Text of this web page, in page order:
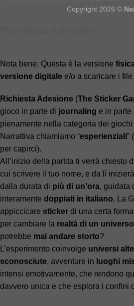
Copyright 2026 ©
Nota bene: Questa è la versione
versione digitale e/o a scaricare i
Richiesta Adesione (The Sticker
gioco in parte di journaling e in parte
pienamente nella categoria dei
Narrattiva chiamiamo “esperienziali”
per capirci).
All’inizio della partita ti verrà chiesto
cui scrivere il tuo nome, e da lì
dalla durata di più di un’ora, guidata
interamente doppiati in italiano. La
appiccicare sticker di una certa
per cambiare la realtà di un
potrebbe mai andare storto?
L’esperimento coinvolge universi
sconosciute, avventure in luoghi
intensi emotivamente, che rendono
davvero unica e che esplora i confini